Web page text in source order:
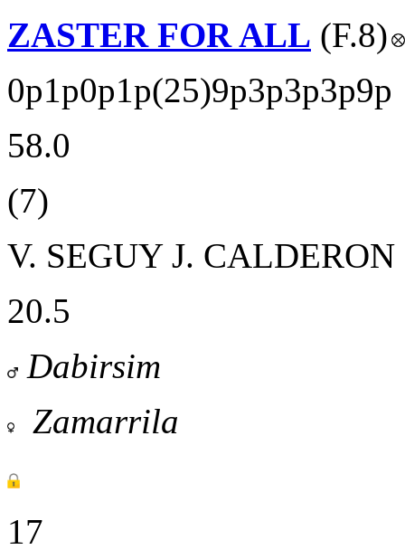
ZASTER FOR ALL (F.8)
0p1p0p1p(25)9p3p3p3p9p
58.0
(7)
V. SEGUY J.
20.5
Dabirsim
Zamarrila
17